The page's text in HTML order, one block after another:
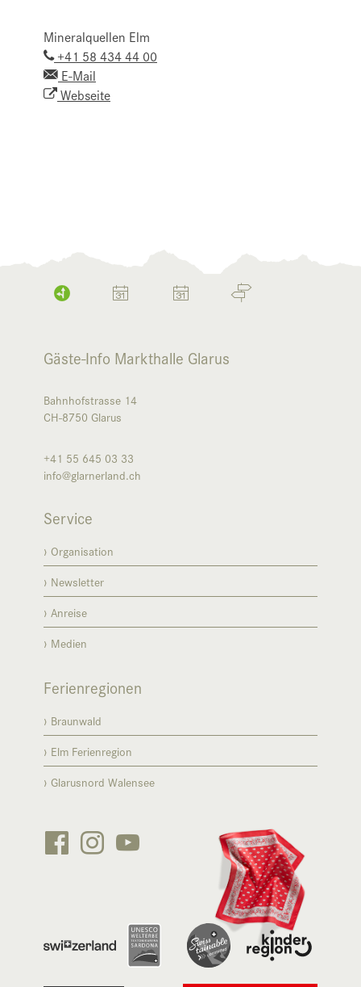
Mineralquellen Elm
+41 58 434 44 00
E-Mail
Webseite
Gäste-Info Markthalle Glarus
Bahnhofstrasse 14
CH-8750 Glarus
+41 55 645 03 33
info@glarnerland.ch
Service
Organisation
Newsletter
Anreise
Medien
Ferienregionen
Braunwald
Elm Ferienregion
Glarusnord Walensee

 